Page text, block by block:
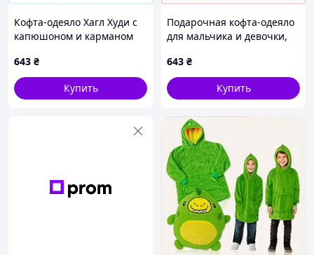
Кофта-одеяло Хагл Худи с
капюшоном и карманом
643 ₴
Купить
Подарочная кофта-одеяло
для мальчика и девочки,
643 ₴
Купить